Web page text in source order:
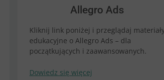
Allegro Ads
Kliknij link poniżej i przeglądaj
edukacyjne o Allegro Ads – dla
początkujących i zaawansowanych.
Dowiedz się więcej